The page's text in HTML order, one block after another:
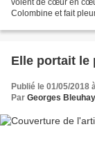
Colombine et fait
Elle portait le
Publié le 01/05/2018
Par Georges Bleuhay